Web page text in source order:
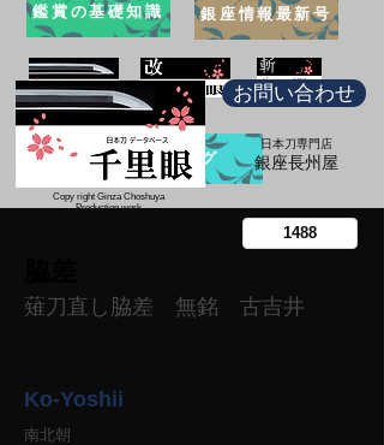
鑑賞の基礎知識 銀座情報最新号
ブログ
お問い合わせ
日本刀専門店
​銀座長州屋
Copy right Ginza Choshuya
Production work
薙刀直し脇差 無銘 古吉井
Ko-Yoshii
南北朝